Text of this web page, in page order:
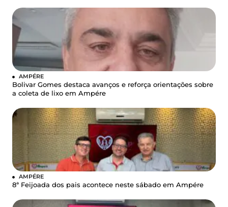
AMPÉRE
Bolivar Gomes destaca avanços e reforça orientações sobre
a coleta de lixo em Ampére
AMPÉRE
8ª Feijoada dos pais acontece neste sábado em Ampére